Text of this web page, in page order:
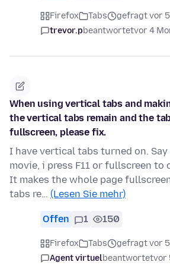
Firefox Tabs
gefragt vor
trevor.pbeantwortetvor 4
When using vertical tabs and
the vertical tabs remain and the
fullscreen, please fix.
I have vertical tabs turned on.
movie, i press F11 or fullscreen to
It makes the whole page
tabs re… (Lesen Sie mehr)
Offen 1 150
Firefox Tabs
gefragt vor
Agent virtuelbeantwortetvor